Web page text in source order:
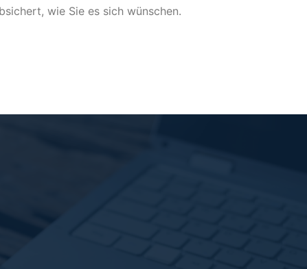
wie Sie es sich wünschen.